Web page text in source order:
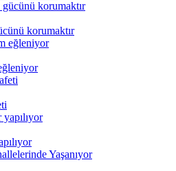
korumaktır